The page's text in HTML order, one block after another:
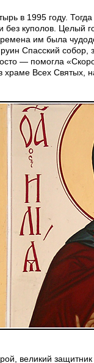
в 1995 году.
без куполов. Целый
им была
Спасский
— помогла
храме Всех Святых,
великий защитник